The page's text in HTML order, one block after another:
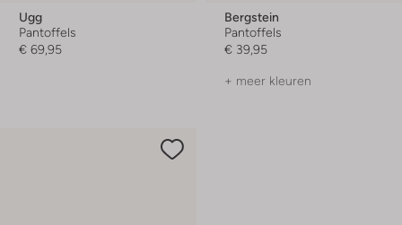
Ugg
Pantoffels
€ 69,95
Bergstein
Pantoffels
€ 39,95
+ meer kleuren